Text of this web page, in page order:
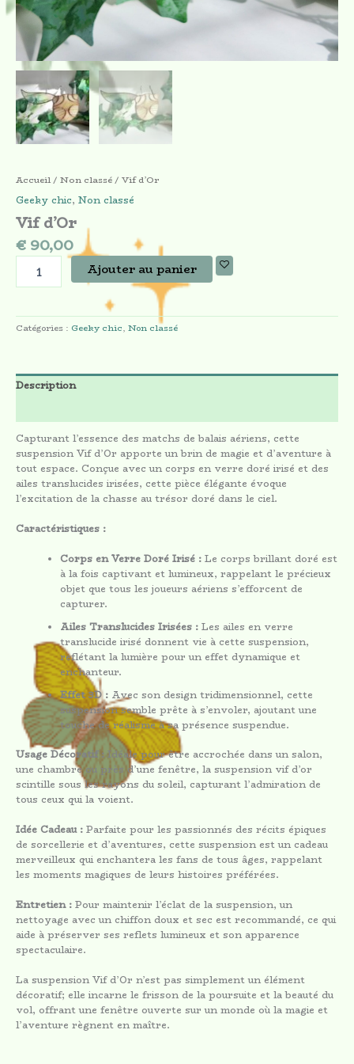
Accueil/ Non classé/ Vif d’Or
Geeky chic, Non classé
Vif d’Or
€ 90,00
Ajouter au panier
Catégories : Geeky chic, Non classé
Description
Capturant l’essence des matchs de balais aériens, cette
suspension Vif d’Or apporte un brin de magie et d’aventure à
tout espace. Conçue avec un corps en verre doré irisé et des
ailes translucides irisées, cette pièce élégante évoque
l’excitation de la chasse au trésor doré dans le ciel.
Caractéristiques :
Corps en Verre Doré Irisé :Le corps brillant doré est
à la fois captivant et lumineux, rappelant le précieux
objet que tous les joueurs aériens s’efforcent de
capturer.
Ailes Translucides Irisées :Les ailes en verre
translucide irisé donnent vie à cette suspension,
reflétant la lumière pour un effet dynamique et
enchanteur.
Effet 3D :Avec son design tridimensionnel, cette
suspension semble prête à s’envoler, ajoutant une
touche de réalisme à sa présence suspendue.
Usage Décoratif : Idéale pour être accrochée dans un salon,
une chambre ou près d’une fenêtre, la suspension vif d’or
scintille sous les rayons du soleil, capturant l’admiration de
tous ceux qui la voient.
Idée Cadeau : Parfaite pour les passionnés des récits épiques
de sorcellerie et d’aventures, cette suspension est un cadeau
merveilleux qui enchantera les fans de tous âges, rappelant
les moments magiques de leurs histoires préférées.
Entretien : Pour maintenir l’éclat de la suspension, un
nettoyage avec un chiffon doux et sec est recommandé, ce qui
aide à préserver ses reflets lumineux et son apparence
spectaculaire.
La suspension Vif d’Or n’est pas simplement un élément
décoratif; elle incarne le frisson de la poursuite et la beauté du
vol, offrant une fenêtre ouverte sur un monde où la magie et
l’aventure règnent en maître.